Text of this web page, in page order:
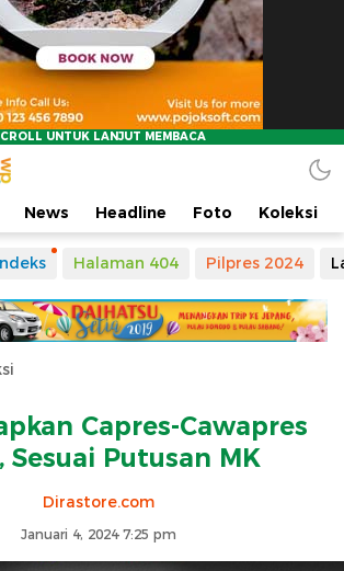
News Headline Foto Koleksi
Halaman 404 Pilpres 2024
Capres-Cawapres
Sesuai Putusan MK
Dirastore.com
Januari 4, 2024 7:25 pm